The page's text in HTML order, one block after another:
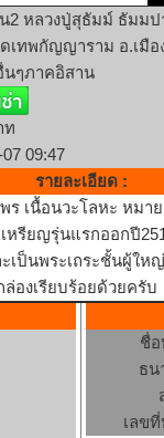
2 หลวงปู่สุธัมม์ ธัมมป
เทพกัญญาราม อ.เมือ
นๆภาคอิสาน
ท
09:47
รายละเอียด :
เนื้อนวะโลหะ หมา
หรียญรุ่นแรกออกปี
ป็นพระเถระชั้นผู้ใ
องเรียบร้อยด้วยครับ
ชื่
ธน
เลข